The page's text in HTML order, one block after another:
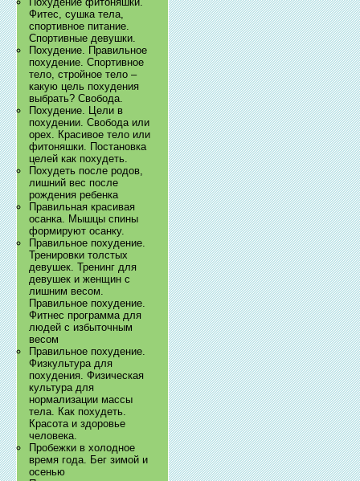
Фитес, сушка тела,
спортивное питание.
Спортивные девушки.
Похудение. Правильное
похудение. Спортивное
тело, стройное тело –
какую цель похудения
выбрать? Свобода.
Похудение. Цели в
похудении. Свобода или
орех. Красивое тело или
фитоняшки. Постановка
целей как похудеть.
Похудеть после родов,
лишний вес после
рождения ребенка
Правильная красивая
осанка. Мышцы спины
формируют осанку.
Правильное похудение.
Тренировки толстых
девушек. Тренинг для
девушек и женщин с
лишним весом.
Правильное похудение.
Фитнес программа для
людей с избыточным
весом
Правильное похудение.
Физкультура для
похудения. Физическая
культура для
нормализации массы
тела. Как похудеть.
Красота и здоровье
человека.
Пробежки в холодное
время года. Бег зимой и
осенью